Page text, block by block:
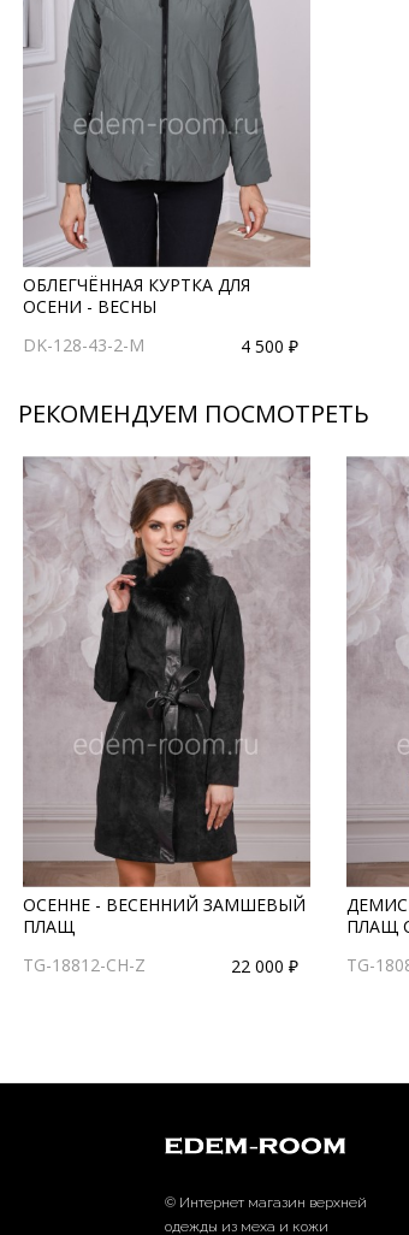
ОБЛЕГЧЁННАЯ КУРТКА ДЛЯ
ОСЕНИ - ВЕСНЫ
DK-128-43-2-M
4 500 ₽
РЕКОМЕНДУЕМ ПОСМОТРЕТЬ
ОСЕННЕ - ВЕСЕННИЙ ЗАМШЕВЫЙ
ПЛАЩ
TG-18812-CH-Z
22 000 ₽
ПЛАЩ
TG-
© Интернет магазин верхней
одежды из меха и кожи